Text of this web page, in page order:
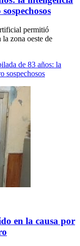
permitió
zona oeste de
de 83 años: la
sospechosos
en la causa por